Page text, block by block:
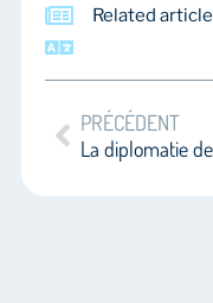
Related article
PRÉCÉDENT